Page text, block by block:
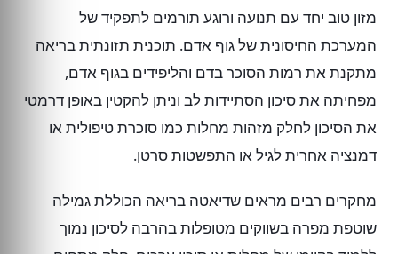
מזון טוב יחד עם תנועה ורוגע תורמים לתפקיד של
המערכת החיסונית של גוף אדם. תוכנית תזונתית בריאה
מתקנת את רמות הסוכר בדם והליפידים בגוף אדם,
מפחיתה את סיכון הסתיידות לב וניתן להקטין באופן דרמטי
את הסיכון לחלק מזהות מחלות כמו סוכרת טיפולית או
דמנציה אחרית לגיל או התפשטות סרטן.
מחקרים רבים מראים שדיאטה בריאה הכוללת גמילה
שוטפת מפרה בשווקים מטופלות בהרבה לסיכון נמוך